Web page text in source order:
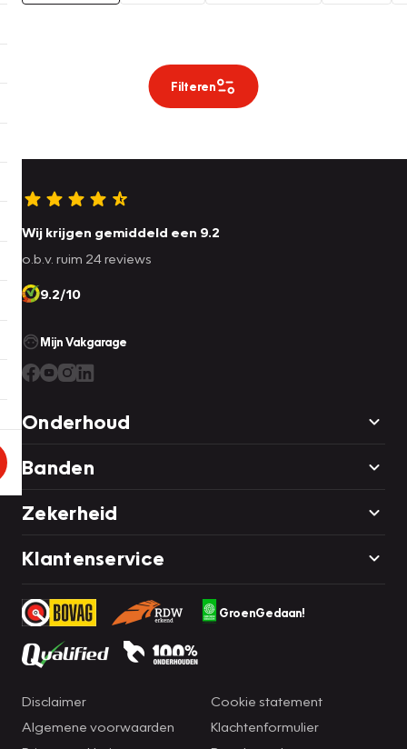
Filteren
Wij krijgen gemiddeld een 9.2
o.b.v. ruim 24 reviews
9.2/10
Mijn Vakgarage
Onderhoud
Banden
Zekerheid
Klantenservice
GroenGedaan!
Disclaimer
Algemene voorwaarden
Cookie statement
Klachtenformulier